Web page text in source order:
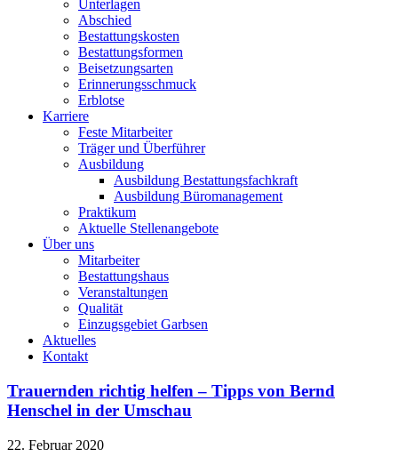
Unterlagen
Abschied
Bestattungskosten
Bestattungsformen
Beisetzungsarten
Erinnerungsschmuck
Erblotse
Karriere
Feste Mitarbeiter
Träger und Überführer
Ausbildung
Ausbildung Bestattungsfachkraft
Ausbildung Büromanagement
Praktikum
Aktuelle Stellenangebote
Über uns
Mitarbeiter
Bestattungshaus
Veranstaltungen
Qualität
Einzugsgebiet Garbsen
Aktuelles
Kontakt
Trauernden richtig helfen – Tipps von Bernd
Henschel in der Umschau
22. Februar 2020